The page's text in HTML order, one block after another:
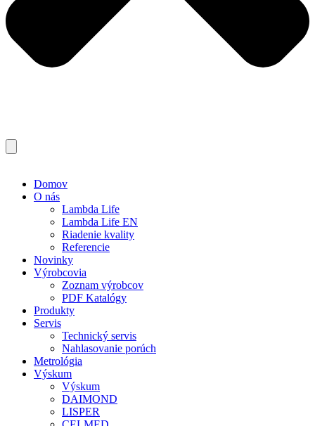
Domov
O nás
Lambda Life
Lambda Life EN
Riadenie kvality
Referencie
Novinky
Výrobcovia
Zoznam výrobcov
PDF Katalógy
Produkty
Servis
Technický servis
Nahlasovanie porúch
Metrológia
Výskum
Výskum
DAIMOND
LISPER